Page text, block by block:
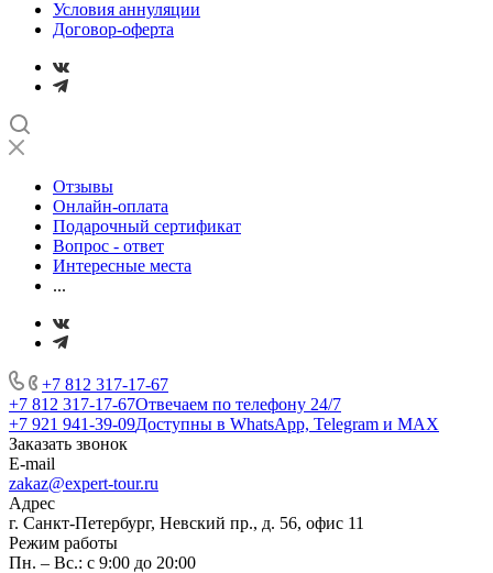
Условия аннуляции
Договор-оферта
Отзывы
Онлайн-оплата
Подарочный сертификат
Вопрос - ответ
Интересные места
...
+7 812 317-17-67
+7 812 317-17-67Отвечаем по телефону 24/7
+7 921 941-39-09Доступны в WhatsApp, Telegram и MAX
Заказать звонок
E-mail
zakaz@expert-tour.ru
Адрес
г. Санкт-Петербург, Невский пр., д. 56, офис 11
Режим работы
Пн. – Вс.: с 9:00 до 20:00